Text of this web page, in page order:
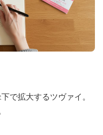
ェック
で拡大するツヴァイ。